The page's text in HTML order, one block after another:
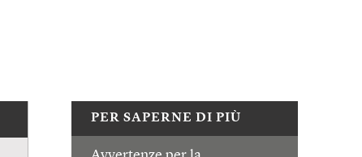
PER SAPERNE DI PIÙ